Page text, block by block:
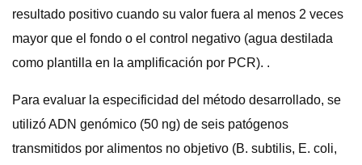
resultado positivo cuando su valor fuera al menos 2 veces
mayor que el fondo o el control negativo (agua destilada
como plantilla en la amplificación por PCR). .
Para evaluar la especificidad del método desarrollado, se
utilizó ADN genómico (50 ng) de seis patógenos
transmitidos por alimentos no objetivo (B. subtilis, E. coli,